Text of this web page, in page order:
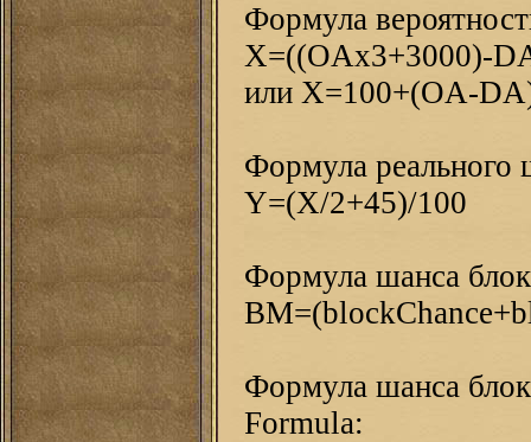
Формула
Х=((OAx3+3000)-
или X=100+(OA-
Формула реального
Y=(X/2+45)/100
Формула шанса
Формула шанса
Formula: